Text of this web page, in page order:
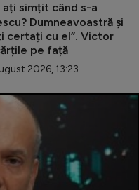
ați simțit când s-a
Dumneavoastră și
certați cu el”. Victor
pe față
2026, 13:23